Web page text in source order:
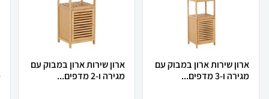
ארון שירות ארון במבוק עם
מגירה ו-3 מדפים...
ארון שירות ארון במבוק עם
מגירה ו-2 מדפים...